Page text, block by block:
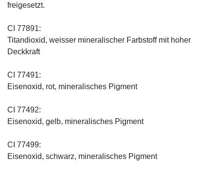
freigesetzt.
CI 77891:
Titandioxid, weisser mineralischer Farbstoff mit hoher
Deckkraft
CI 77491:
Eisenoxid, rot, mineralisches Pigment
CI 77492:
Eisenoxid, gelb, mineralisches Pigment
CI 77499:
Eisenoxid, schwarz, mineralisches Pigment